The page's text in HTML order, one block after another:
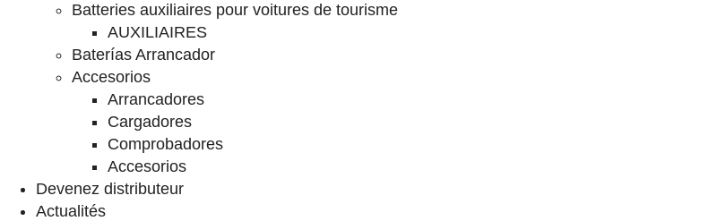
Batteries auxiliaires pour voitures de tourisme
AUXILIAIRES
Baterías Arrancador
Accesorios
Arrancadores
Cargadores
Comprobadores
Accesorios
Devenez distributeur
Actualités